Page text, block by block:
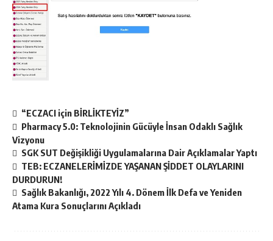
“ECZACI için BİRLİKTEYİZ”
Pharmacy 5.0: Teknolojinin Gücüyle İnsan Odaklı Sağlık
Vizyonu
SGK SUT Değişikliği Uygulamalarına Dair Açıklamalar Yaptı
TEB: ECZANELERİMİZDE YAŞANAN ŞİDDET OLAYLARINI
DURDURUN!
Sağlık Bakanlığı, 2022 Yılı 4. Dönem İlk Defa ve Yeniden
Atama Kura Sonuçlarını Açıkladı